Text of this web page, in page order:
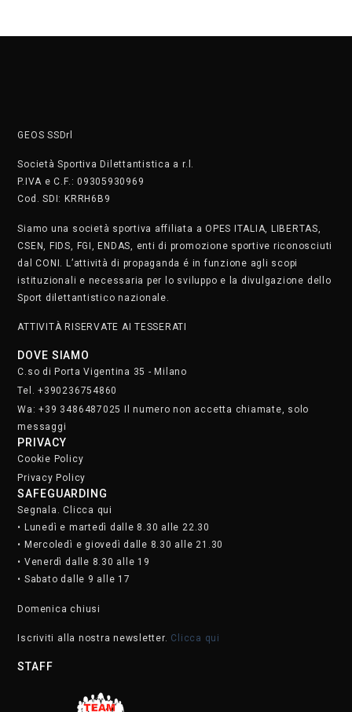
GEOS SSDrl
Società Sportiva Dilettantistica a r.l.
P.IVA e C.F.: 09305930969
Cod. SDI: KRRH6B9
Siamo una società sportiva affiliata a OPES ITALIA, LIBERTAS,
CSEN, FIDS, FGI, ENDAS, enti di promozione sportive riconosciuti
dal CONI. L’attività di propaganda é in funzione agli scopi
istituzionali e necessaria per lo sviluppo e la divulgazione dello
Sport dilettantistico nazionale.
ATTIVITÀ RISERVATE AI TESSERATI
DOVE SIAMO
C.so di Porta Vigentina 35 - Milano
Tel. +390236754860
Wa: +39 3486487025 Il numero non accetta chiamate, solo
messaggi
PRIVACY
Cookie Policy
Privacy Policy
SAFEGUARDING
Segnala. Clicca qui
• Lunedì e martedì dalle 8.30 alle 22.30
• Mercoledì e giovedì dalle 8.30 alle 21.30
• Venerdì dalle 8.30 alle 19
• Sabato dalle 9 alle 17
Domenica chiusi
Iscriviti alla nostra newsletter. Clicca qui
STAFF